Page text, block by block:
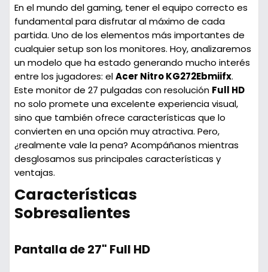
En el mundo del gaming, tener el equipo correcto es
fundamental para disfrutar al máximo de cada
partida. Uno de los elementos más importantes de
cualquier setup son los monitores. Hoy, analizaremos
un modelo que ha estado generando mucho interés
entre los jugadores: elAcer Nitro KG272Ebmiifx.
Este monitor de 27 pulgadas con resolución Full HD
no solo promete una excelente experiencia visual,
sino que también ofrece características que lo
convierten en una opción muy atractiva. Pero,
¿realmente vale la pena? Acompáñanos mientras
desglosamos sus principales características y
ventajas.
Características
Sobresalientes
Pantalla de 27" Full HD